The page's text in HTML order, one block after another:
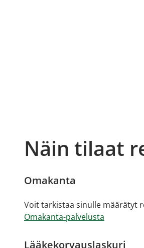
Näin tilaat
Omakanta
Voit tarkistaa sinulle määrätyt
Omakanta-palvelusta
Lääkekorvauslaskuri